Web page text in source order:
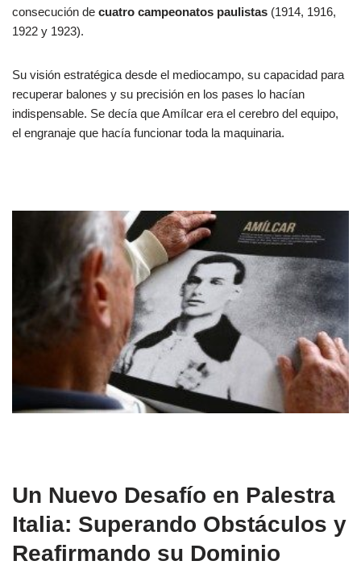
consecución de cuatro campeonatos paulistas (1914, 1916,
1922 y 1923).
Su visión estratégica desde el mediocampo, su capacidad para
recuperar balones y su precisión en los pases lo hacían
indispensable. Se decía que Amílcar era el cerebro del equipo,
el engranaje que hacía funcionar toda la maquinaria.
Un Nuevo Desafío en Palestra
Italia: Superando Obstáculos y
Reafirmando su Dominio